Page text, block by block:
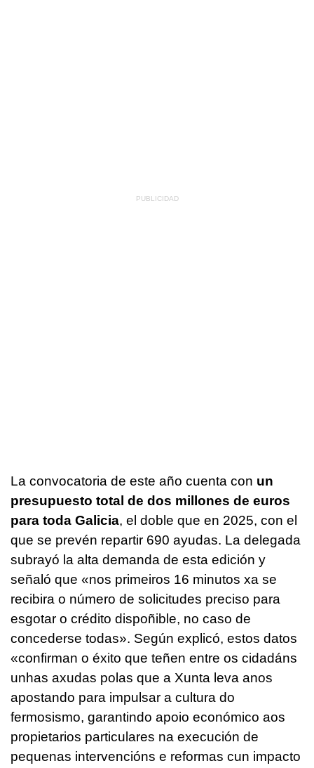
La convocatoria de este año cuenta con un
presupuesto total de dos millones de euros
para toda Galicia, el doble que en 2025, con el
que se prevén repartir 690 ayudas. La delegada
subrayó la alta demanda de esta edición y
señaló que «nos primeiros 16 minutos xa se
recibira o número de solicitudes preciso para
esgotar o crédito dispoñible, no caso de
concederse todas». Según explicó, estos datos
«confirman o éxito que teñen entre os cidadáns
unhas axudas polas que a Xunta leva anos
apostando para impulsar a cultura do
fermosismo, garantindo apoio económico aos
propietarios particulares na execución de
pequenas intervencións e reformas cun impacto